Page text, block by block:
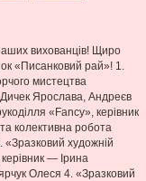
вихованців! Щиро
«Писанковий рай»! 1.
мистецтва
Ярослава, Андреєв
«Fancy», керівник
колективна робота
«Зразковий художній
— Ірина
Олеся 4. «Зразковий